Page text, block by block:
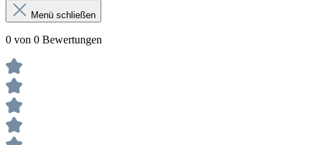
Menü schließen
0 von 0 Bewertungen